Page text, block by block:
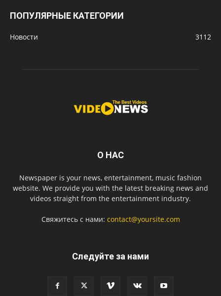
ПОПУЛЯРНЫЕ КАТЕГОРИИ
Новости 3112
О НАС
Newspaper is your news, entertainment, music fashion
website. We provide you with the latest breaking news and
videos straight from the entertainment industry.
Свяжитесь с нами: contact@yoursite.com
Следуйте за нами